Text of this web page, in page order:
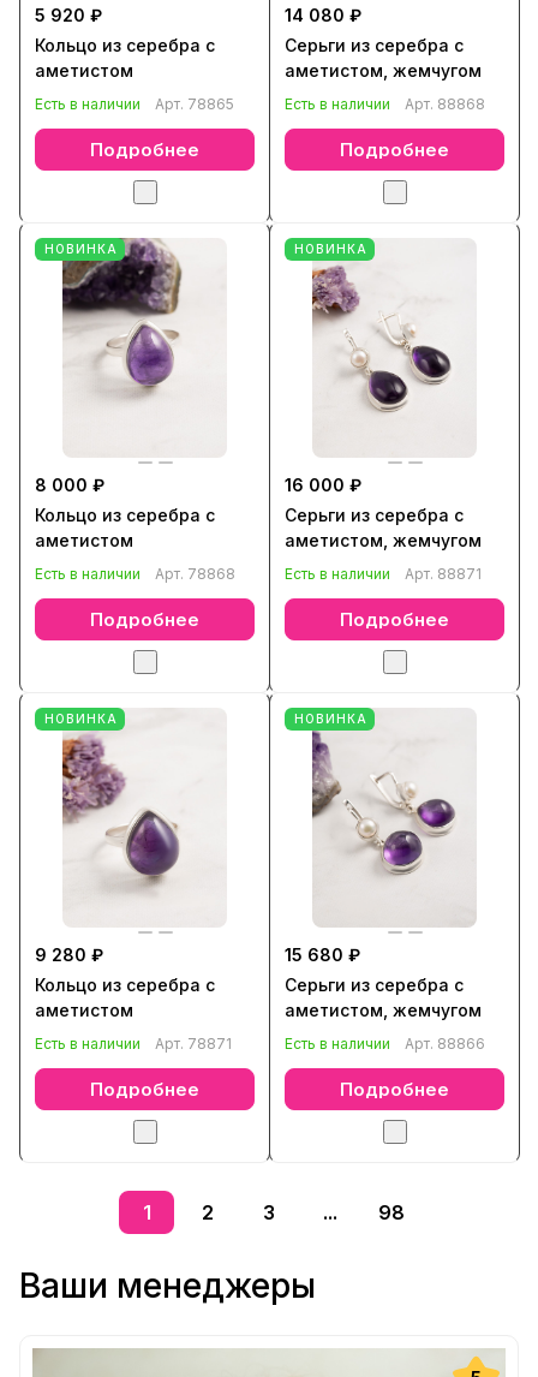
5 920 ₽
Кольцо из серебра с
аметистом
Есть в наличии Арт. 78865
Подробнее
14 080 ₽
Серьги из серебра с
аметистом, жемчугом
Есть в наличии Арт. 88868
Подробнее
НОВИНКА
8 000 ₽
Кольцо из серебра с
аметистом
Есть в наличии Арт. 78868
Подробнее
НОВИНКА
16 000 ₽
Серьги из серебра с
аметистом, жемчугом
Есть в наличии Арт. 88871
Подробнее
НОВИНКА
9 280 ₽
Кольцо из серебра с
аметистом
Есть в наличии Арт. 78871
Подробнее
НОВИНКА
15 680 ₽
Серьги из серебра с
аметистом, жемчугом
Есть в наличии Арт. 88866
Подробнее
1 2 3 ... 98
Ваши менеджеры